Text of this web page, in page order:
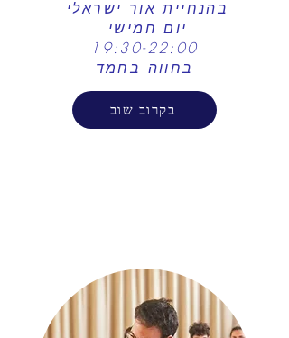
בהנחיית אור ישראלי
יום חמישי
19:30-22:00​
בחווה בחמד
בקרוב שוב